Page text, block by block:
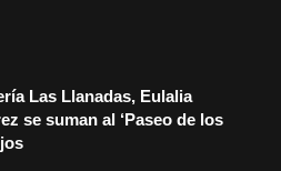
Las Llanadas, Eulalia
se suman al ‘Paseo de los